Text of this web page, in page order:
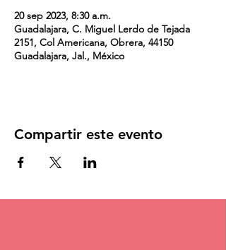
20 sep 2023, 8:30 a.m.
Guadalajara, C. Miguel Lerdo de Tejada
2151, Col Americana, Obrera, 44150
Guadalajara, Jal., México
Compartir este evento